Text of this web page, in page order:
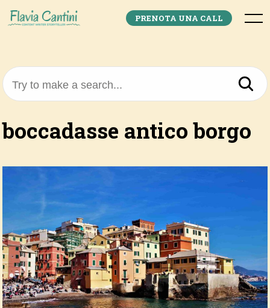
content
Menu
PRENOTA UNA CALL
Try to make a search...
boccadasse antico borgo